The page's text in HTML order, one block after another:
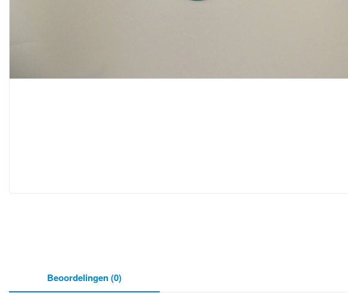
Beoordelingen (0)